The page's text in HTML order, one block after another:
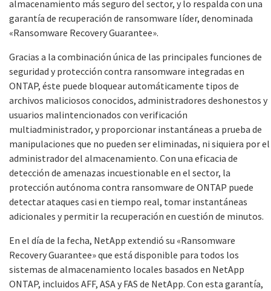
almacenamiento más seguro del sector, y lo respalda con una
garantía de recuperación de ransomware líder, denominada
«Ransomware Recovery Guarantee».
Gracias a la combinación única de las principales funciones de
seguridad y protección contra ransomware integradas en
ONTAP, éste puede bloquear automáticamente tipos de
archivos maliciosos conocidos, administradores deshonestos y
usuarios malintencionados con verificación
multiadministrador, y proporcionar instantáneas a prueba de
manipulaciones que no pueden ser eliminadas, ni siquiera por el
administrador del almacenamiento. Con una eficacia de
detección de amenazas incuestionable en el sector, la
protección autónoma contra ransomware de ONTAP puede
detectar ataques casi en tiempo real, tomar instantáneas
adicionales y permitir la recuperación en cuestión de minutos.
En el día de la fecha, NetApp extendió su «Ransomware
Recovery Guarantee» que está disponible para todos los
sistemas de almacenamiento locales basados en NetApp
ONTAP, incluidos AFF, ASA y FAS de NetApp. Con esta garantía,